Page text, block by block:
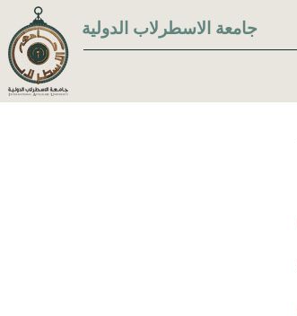
جامعة الاسطرلاب الدولية